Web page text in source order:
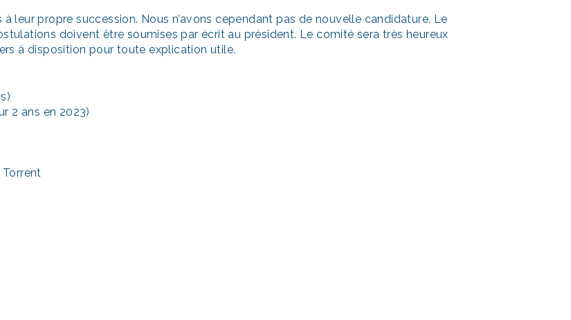
leur propre succession. Nous n’avons cependant pas de nouvelle candidature. Le
doivent être soumises par écrit au président. Le comité sera très heureux
à disposition pour toute explication utile.
2 ans en 2023)
Torrent